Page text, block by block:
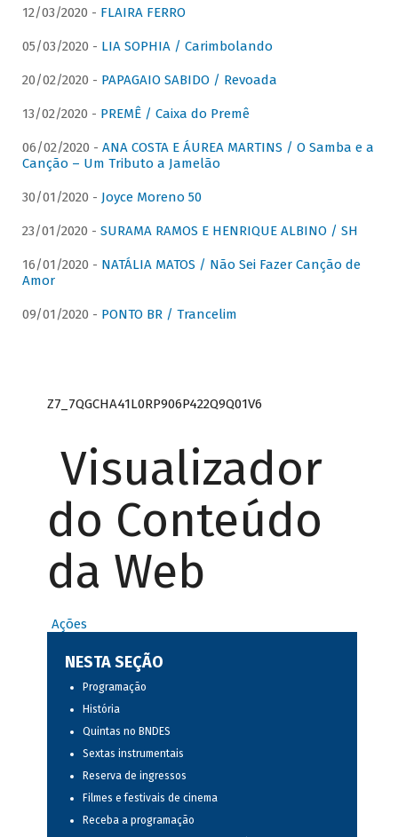
12/03/2020 - FLAIRA FERRO
05/03/2020 - LIA SOPHIA / Carimbolando
20/02/2020 - PAPAGAIO SABIDO / Revoada
13/02/2020 - PREMÊ / Caixa do Premê
06/02/2020 - ANA COSTA E ÁUREA MARTINS / O Samba e a
Canção – Um Tributo a Jamelão
30/01/2020 - Joyce Moreno 50
23/01/2020 - SURAMA RAMOS E HENRIQUE ALBINO / SH
16/01/2020 - NATÁLIA MATOS / Não Sei Fazer Canção de
Amor
09/01/2020 - PONTO BR / Trancelim
Z7_7QGCHA41L0RP906P422Q9Q01V6
Visualizador
do Conteúdo
da Web
Ações
NESTA SEÇÃO
Programação
História
Quintas no BNDES
Sextas instrumentais
Reserva de ingressos
Filmes e festivais de cinema
Receba a programação